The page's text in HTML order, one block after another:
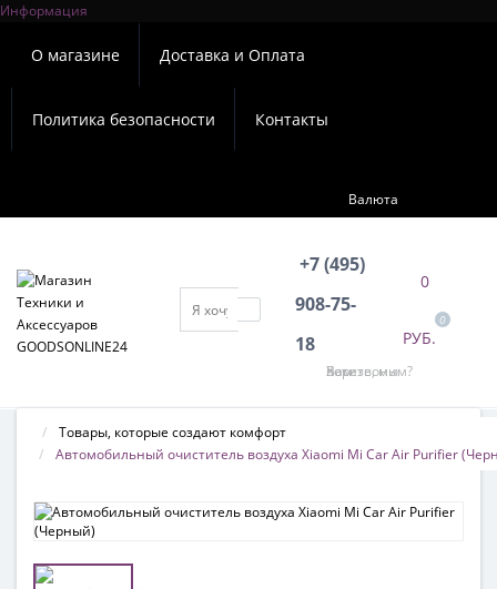
Информация
О магазине Доставка и Оплата
Политика безопасности Контакты
Валюта
+7 (495)
908-75-
18
Хотите, мы Вам перезвоним?
0
РУБ.
0
Товары, которые создают комфорт
Автомобильный очиститель воздуха Xiaomi Mi Car Air Purifier